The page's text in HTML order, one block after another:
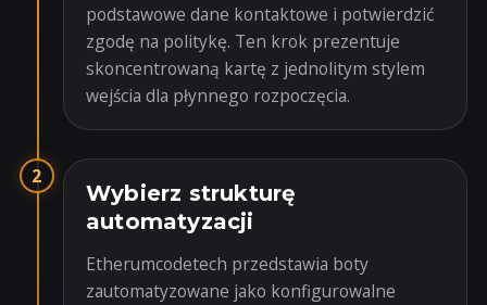
podstawowe dane kontaktowe i potwierdzić
zgodę na politykę. Ten krok prezentuje
skoncentrowaną kartę z jednolitym stylem
wejścia dla płynnego rozpoczęcia.
2
Wybierz strukturę
automatyzacji
Etherumcodetech przedstawia boty
zautomatyzowane jako konfigurowalne